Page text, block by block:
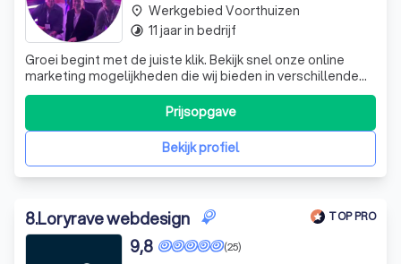
Groei begint met de juiste klik. Bekijk snel onze online
marketing mogelijkheden die wij bieden in verschillende
industrieën.
Bekijk profiel
Prijsopgave
place Werkgebied Voorthuizen
timelapse 11 jaar in bedrijf
8.Loryrave webdesign TOP PRO
(25)
9,8